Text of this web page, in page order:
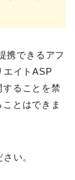
携できるアフ
エイトASP
ることを禁
とはできま
い。